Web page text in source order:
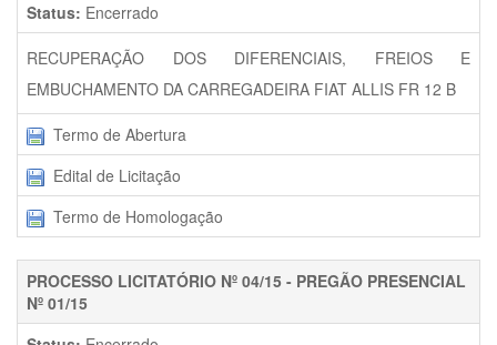
Status: Encerrado
RECUPERAÇÃO DOS DIFERENCIAIS, FREIOS E
EMBUCHAMENTO DA CARREGADEIRA FIAT ALLIS FR 12 B
Termo de Abertura
Edital de Licitação
Termo de Homologação
PROCESSO LICITATÓRIO Nº 04/15 - PREGÃO PRESENCIAL
Nº 01/15